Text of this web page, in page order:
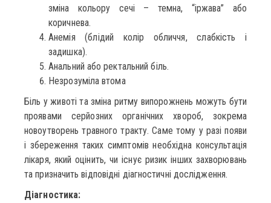
зміна кольору сечі – темна, “іржава” або
коричнева.
Анемія (блідий колір обличчя, слабкість і
задишка).
Анальний або ректальний біль.
Незрозуміла втома
Біль у животі та зміна ритму випорожнень можуть бути
проявами серйозних органічних хвороб, зокрема
новоутворень травного тракту. Саме тому у разі появи
і збереження таких симптомів необхідна консультація
лікаря, який оцінить, чи існує ризик інших захворювань
та призначить відповідні діагностичні дослідження.
Діагностика: